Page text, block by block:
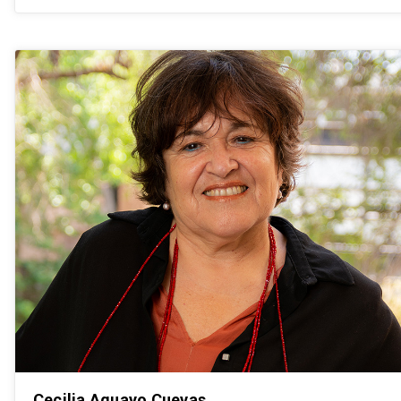
Durante el año 2022, tras haber postulado a este
concurso de manera autónoma, dos de nuestras
estudiantes de Magister han sido beneficiadas con la
beca de esta Fundación.
Para resolver consultas de esta Beca, revisar el sitio
web de la Fundación:https://www.fvolcancalbuco.cl/